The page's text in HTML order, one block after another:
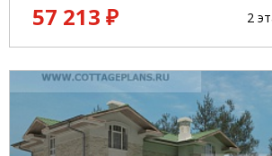
57 213 ₽
2